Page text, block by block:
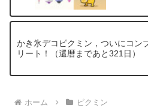
かき氷デコピクミン，ついにコン
リート！（還暦まであと321日）
ホーム ピクミン